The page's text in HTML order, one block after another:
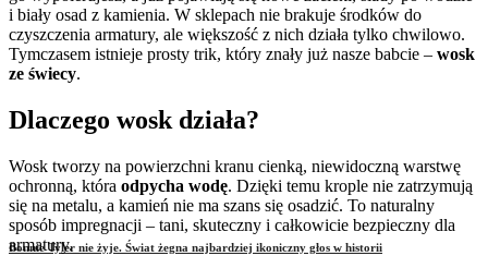
Bonnie Tyler nie żyje. Świat żegna najbardziej ikoniczny głos w historii
i biały osad z kamienia. W sklepach nie brakuje środków do
czyszczenia armatury, ale większość z nich działa tylko chwilowo.
Tymczasem istnieje prosty trik, który znały już nasze babcie – wosk
ze świecy.
Dlaczego wosk działa?
Wosk tworzy na powierzchni kranu cienką, niewidoczną warstwę
ochronną, która odpycha wodę. Dzięki temu krople nie zatrzymują
się na metalu, a kamień nie ma szans się osadzić. To naturalny
sposób impregnacji – tani, skuteczny i całkowicie bezpieczny dla
armatury.